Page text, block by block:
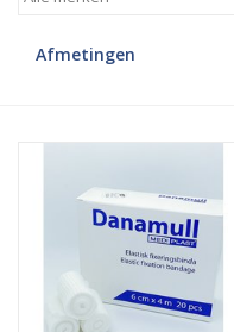
Verbruiksmaterialen
Verzorging & Beauty
Merken
Afmetingen